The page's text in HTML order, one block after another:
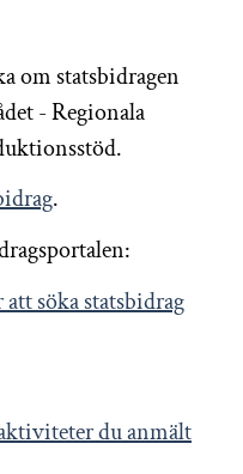
om statsbidragen
- Regionala
.
söka statsbidrag
du anmält